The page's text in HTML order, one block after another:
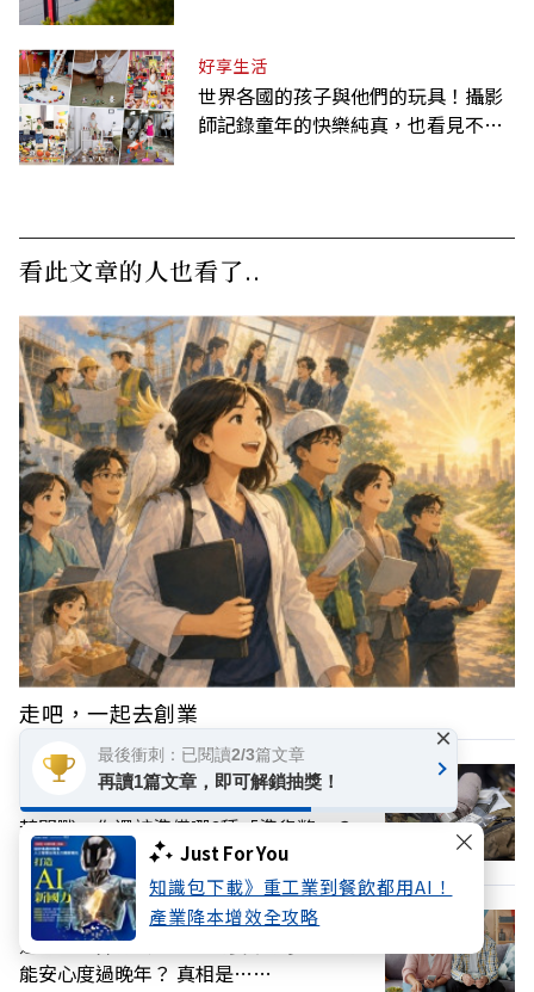
Just For You
知識包下載》重工業到餐飲都用AI！
產業降本增效全攻略
好享生活
世界各國的孩子與他們的玩具！攝影
師記錄童年的快樂純真，也看見不同
看此文章的人也看了..
走吧，一起去創業
斷網、降速，城鎮韌性演習將登場：兩岸
若開戰，你還該準備哪6種「準貨幣」？
退休金計算有公式：你需要準備多少，才
能安心度過晚年？ 真相是……
最後衝刺：已閱讀2/3篇文章
再讀1篇文章，即可解鎖抽獎！
×